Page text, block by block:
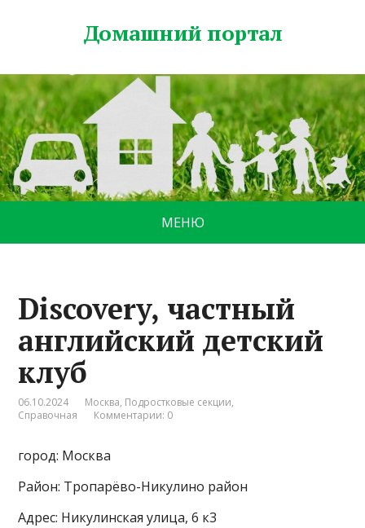
Домашний портал
МЕНЮ
Discovery, частный
английский детский
клуб
06.10.2024 Москва, Подростковые секции,
Справочная
Комментарии: 0
город: Москва
Район: Тропарёво-Никулино район
Адрес: Никулинская улица, 6 к3